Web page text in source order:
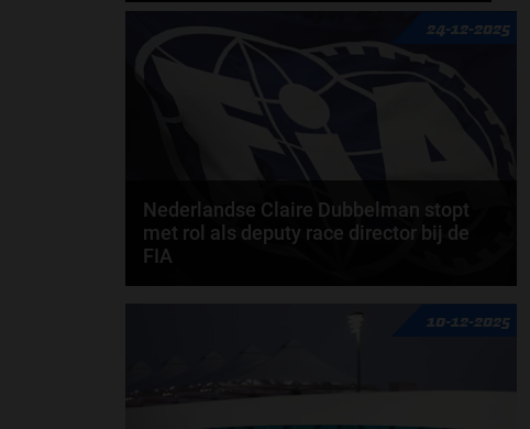
24-12-2025
Nederlandse Claire Dubbelman stopt
met rol als deputy race director bij de
FIA
De Nederlandse Claire Dubbelman legt haar functie
bij race control neer. Dubbelman gaat de overstap...
10-12-2025